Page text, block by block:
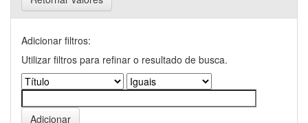
Adicionar filtros:
Utilizar filtros para refinar o resultado de busca.